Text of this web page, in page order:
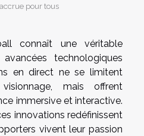
pour tous
connaît une véritable
technologiques
en direct ne se limitent
mais offrent
immersive et interactive.
innovations redéfinissent
vivent leur passion